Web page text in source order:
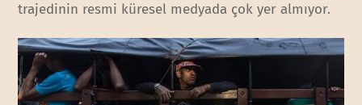
trajedinin resmi küresel medyada çok yer almıyor.